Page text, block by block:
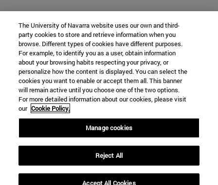
The University of Navarra website uses our own and third-
party cookies to store and retrieve information when you
browse. Different types of cookies have different purposes.
For example, to identify you as a user, obtain information
about your browsing habits respecting your privacy, or
personalize how the content is displayed. You can select the
cookies you want to enable or accept them all. This banner
will remain active until you choose one of the two options.
For more detailed information about our cookies, please visit
our Cookie Policy.
Manage cookies
Reject All
Accept All Cookies